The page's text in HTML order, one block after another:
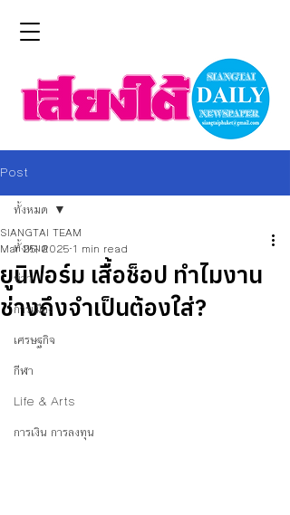
Post
ทั้งหมด
ข่าว
การเมือง
เศรษฐกิจ
กีฬา
Life & Arts
การเงิน การลงทุน
ทั้งหมด
ยูนิฟอร์ม เสื้อช็อป ทำไมงาน
ช่างถึงจำเป็นต้องใส่?
SIANGTAI TEAM
Mar 25, 2025 1 min read